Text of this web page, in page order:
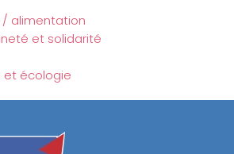
/ alimentation
et solidarité
et écologie